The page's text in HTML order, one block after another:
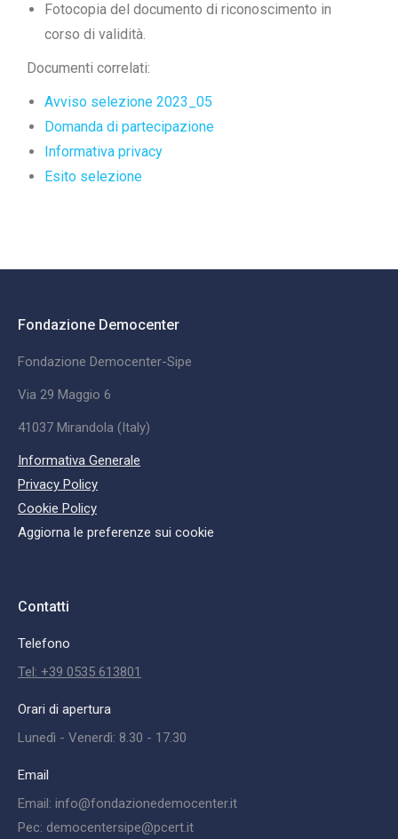
Fotocopia del documento di riconoscimento in
corso di validità.
Documenti correlati:
Avviso selezione 2023_05
Domanda di partecipazione
Informativa privacy
Esito selezione
Fondazione Democenter
Fondazione Democenter-Sipe
Via 29 Maggio 6
41037 Mirandola (Italy)
Informativa Generale
Privacy Policy
Cookie Policy
Aggiorna le preferenze sui cookie
Contatti
Telefono
Tel: +39 0535 613801
Orari di apertura
Lunedì - Venerdì: 8.30 - 17.30
Email
Email: info@fondazionedemocenter.it
Pec: democentersipe@pcert.it